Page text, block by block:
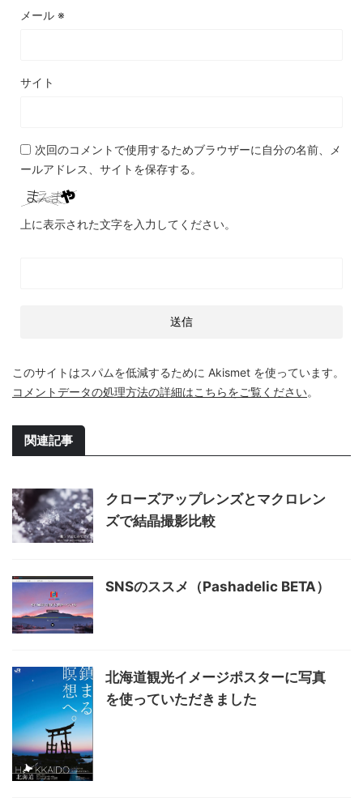
メール ※
サイト
次回のコメントで使用するためブラウザーに自分の名前、メ
ールアドレス、サイトを保存する。
上に表示された文字を入力してください。
このサイトはスパムを低減するために Akismet を使っています。
コメントデータの処理方法の詳細はこちらをご覧ください。
関連記事
クローズアップレンズとマクロレン
ズで結晶撮影比較
SNSのススメ（Pashadelic BETA）
北海道観光イメージポスターに写真
を使っていただきました